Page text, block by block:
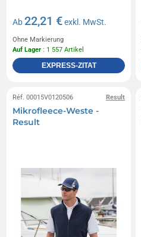
Ab22,21 €exkl. MwSt.
Ohne Markierung
Auf Lager : 1 557 Artikel
EXPRESS-ZITAT
Result
Réf. 00015V0120506
Mikrofleece-Weste -
Result